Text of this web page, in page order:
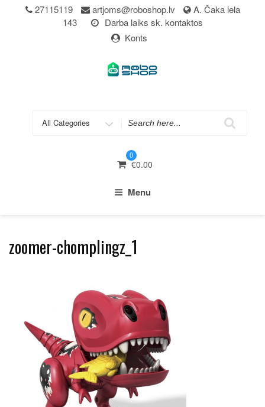
27115119 artjoms@roboshop.lv
A. Čaka iela
143
Darba laiks sk. kontaktos
Konts
0
€0.00
Menu
zoomer-chomplingz_1